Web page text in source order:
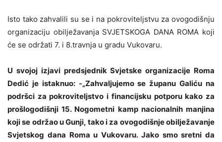
Isto tako zahvalili su se i na pokroviteljstvu za ovogodišnju
organizaciju obilježavanja SVJETSKOGA DANA ROMA koji
će se održati 7. i 8.travnja u gradu Vukovaru.
U svojoj izjavi predsjednik Svjetske organizacije Roma
Dedić je istaknuo: -„Zahvaljujemo se županu Galiću na
podršci za pokroviteljstvo i financijsku potporu kako za
prošlogodišnji 15. Nogometni kamp nacionalnih manjina
koji se održao u Gunji, tako i za ovogodišnje obilježavanje
Svjetskog dana Roma u Vukovaru. Jako smo sretni da